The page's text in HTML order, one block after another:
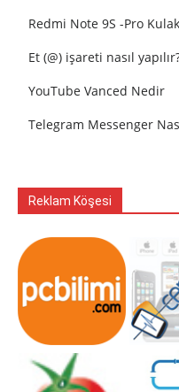
Redmi Note 9S -Pro
Et (@) işareti nasıl
YouTube Vanced Nedir
Telegram Messenger
Reklam Köşesi